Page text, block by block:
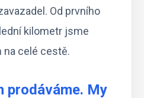
Od prvního
kilometr jsme
na celé cestě.
prodáváme. My